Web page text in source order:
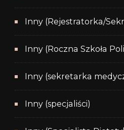
Inny (Rejestratorka/
Inny (Roczna Szkoła
Inny (sekretarka
Inny (specjaliści)